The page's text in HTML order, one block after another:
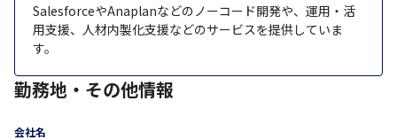
SalesforceやAnaplanなどのノーコード開発や、運用・活
用支援、人材内製化支援などのサービスを提供していま
す。
勤務地・その他情報
会社名